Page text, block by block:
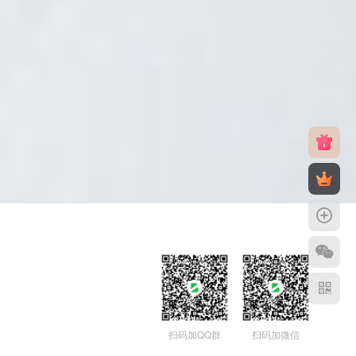
扫码加QQ群 扫码加微信